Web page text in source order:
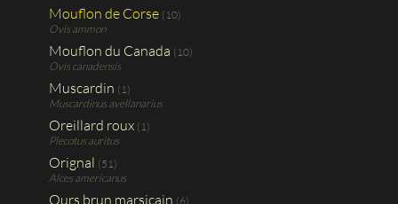
Mouflon de Corse (10)
Ovis ammon
Mouflon du Canada (10)
Ovis canadensis
Muscardin (1)
Muscardinus avellanarius
Oreillard roux (1)
Plecotus auritus
Orignal (51)
Alces americanus
Ours brun marsicain (6)